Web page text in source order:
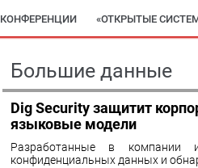
КОНФЕРЕНЦИИ «ОТКРЫТЫЕ
Большие данные
Dig Security защитит
языковые модели
Разработанные в компании
конфиденциальных данных и